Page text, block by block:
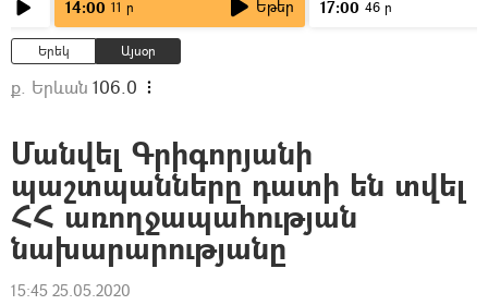
14:00 11 ր Եթեր 17:00 46 ր
Երեկ Այսօր
ք. Երևան 106.0
Մանվել Գրիգորյանի
պաշտպանները դատի են տվել
ՀՀ առողջապահության
նախարարությանը
15:45 25.05.2020